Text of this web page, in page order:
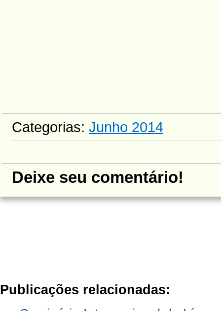
Categorias: Junho 2014
Deixe seu comentário!
Publicações relacionadas: